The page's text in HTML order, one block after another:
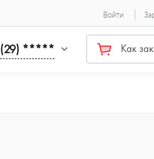
Войти
(29) ***** Как